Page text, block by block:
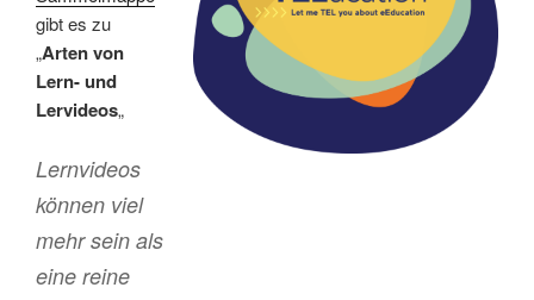
gibt es zu
„Arten von
Lern- und
Lervideos„
Lernvideos
können viel
mehr sein als
eine reine